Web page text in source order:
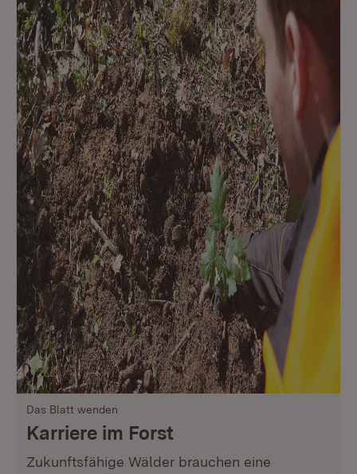
Das Blatt wenden
Karriere im Forst
Zukunftsfähige Wälder brauchen eine